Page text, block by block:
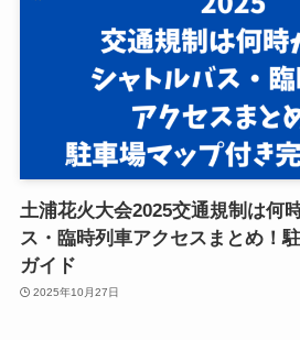
土浦花火大会2025交通規制は何
ス・臨時列車アクセスまとめ！
ガイド
2025年10月27日